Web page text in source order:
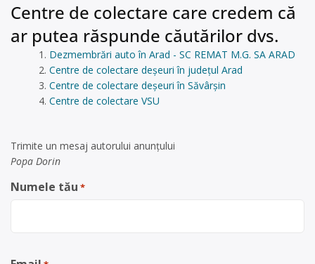
Centre de colectare care credem că
ar putea răspunde căutărilor dvs.
Dezmembrări auto în Arad - SC REMAT M.G. SA ARAD
Centre de colectare deșeuri în județul Arad
Centre de colectare deșeuri în Săvârşin
Centre de colectare VSU
Trimite un mesaj autorului anunţului
Popa Dorin
Numele tău *